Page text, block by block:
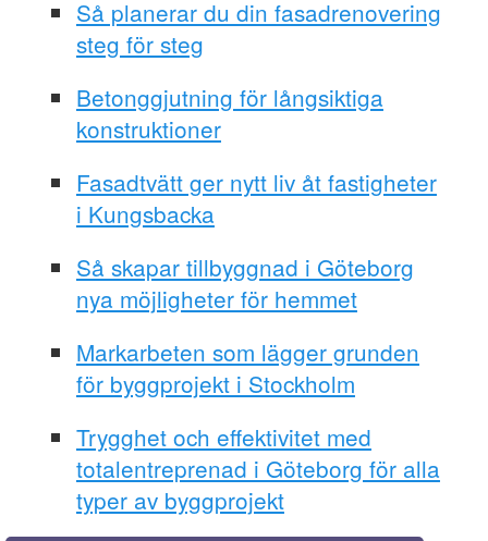
Så planerar du din fasadrenovering
steg för steg
Betonggjutning för långsiktiga
konstruktioner
Fasadtvätt ger nytt liv åt fastigheter
i Kungsbacka
Så skapar tillbyggnad i Göteborg
nya möjligheter för hemmet
Markarbeten som lägger grunden
för byggprojekt i Stockholm
Trygghet och effektivitet med
totalentreprenad i Göteborg för alla
typer av byggprojekt